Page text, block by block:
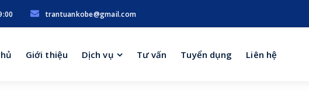
trantuankobe@gmail.com
Giới thiệu Dịch vụ Tư vấn Tuyển dụng Liên hệ